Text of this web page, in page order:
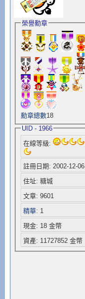
榮譽勳章
勳章總數18
UID - 1966
在線等級:
註冊日期: 2002-12-06
住址: 糖城
文章: 9601
精華: 1
現金: 18 金幣
資產: 11727852 金幣